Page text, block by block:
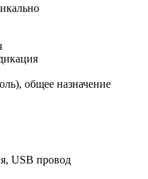
общее назначение
USB провод